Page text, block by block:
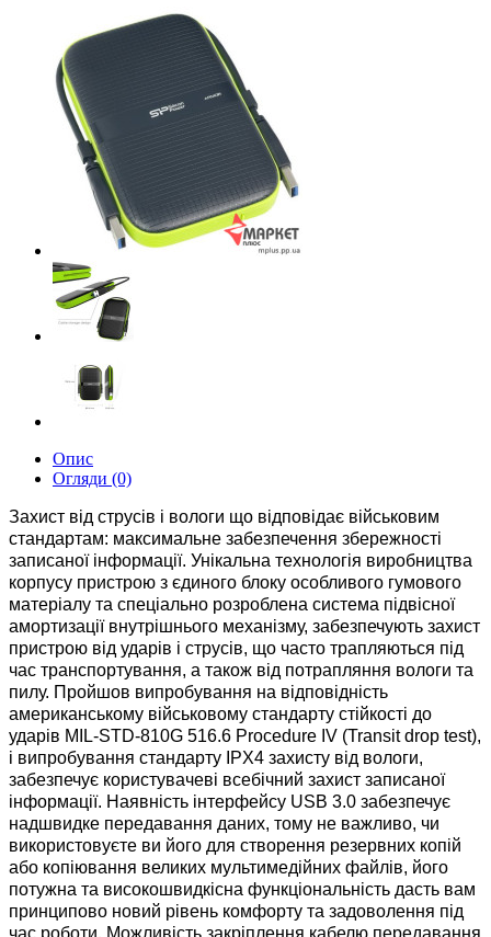
Опис
Огляди (0)
Захист від струсів і вологи що відповідає військовим
стандартам: максимальне забезпечення збережності
записаної інформації. Унікальна технологія виробництва
корпусу пристрою з єдиного блоку особливого гумового
матеріалу та спеціально розроблена система підвісної
амортизації внутрішнього механізму, забезпечують захист
пристрою від ударів і струсів, що часто трапляються під
час транспортування, а також від потрапляння вологи та
пилу. Пройшов випробування на відповідність
американському військовому стандарту стійкості до
ударів MIL-STD-810G 516.6 Procedure IV (Transit drop test),
і випробування стандарту IPX4 захисту від вологи,
забезпечує користувачеві всебічний захист записаної
інформації. Наявність інтерфейсу USB 3.0 забезпечує
надшвидке передавання даних, тому не важливо, чи
використовуєте ви його для створення резервних копій
або копіювання великих мультимедійних файлів, його
потужна та високошвидкісна функціональність дасть вам
принципово новий рівень комфорту та задоволення під
час роботи. Можливість закріплення кабелю передавання